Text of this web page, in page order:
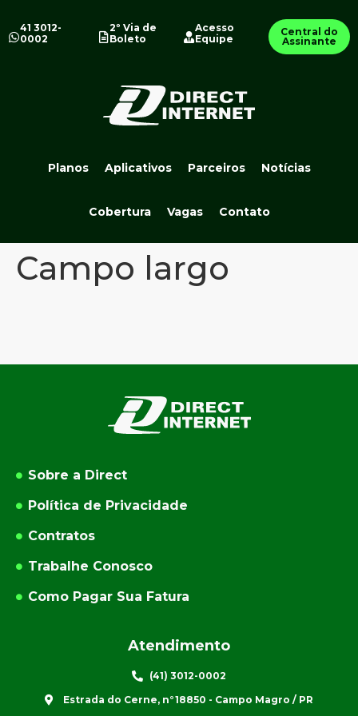
41 3012-
0002
2º Via de
Boleto
Acesso
Equipe
Central do
Assinante
Planos Aplicativos Parceiros Notícias
Cobertura Vagas Contato
Campo largo
Sobre a Direct
Política de Privacidade
Contratos
Trabalhe Conosco
Como Pagar Sua Fatura
Atendimento
(41) 3012-0002
Estrada do Cerne, n°18850 - Campo Magro / PR